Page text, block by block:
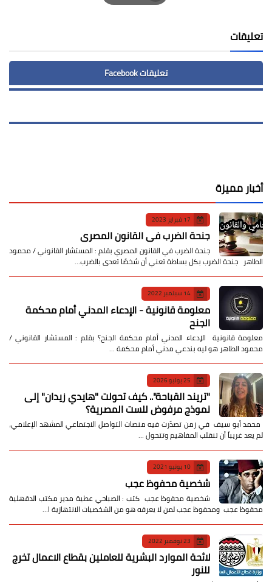
Print
تعليقات
تعليقات Facebook
أخبار مميزة
17 فبراير 2023
جنحة الضرب في القانون المصري
جنحة الضرب في القانون المصري بقلم : المستشار القانوني / محمود
الطاهر جنحة الضرب بكل بساطة تعني أن شخصًا تعدى بالضرب…
14 سبتمبر 2022
معلومة قانونية - الإدعاء المدني أمام محكمة
الجنح
معلومة قانونية الإدعاء المدني أمام محكمة الجنح؟ بقلم : المستشار القانوني /
محمود الطاهر هو ليه بندعي مدني أمام محكمة …
25 يوليو 2026
​"تريند القباحة".. كيف تحولت "هايدي زيدان" إلى
نموذج مرفوض للست المصرية؟
​ محمد أبو سيف ​في زمن تصدّرت فيه منصات التواصل الاجتماعي المشهد الإعلامي،
لم يعد غريباً أن تنقلب المفاهيم وتتحول …
10 يونيو 2021
شخصية محفوظ عجب
شخصية محفوظ عجب كتب : الصباحي عطية مدير مكتب الدقهلية
محفوظ عجب ومحفوظ عجب لمن لا يعرفه هو من الشخصيات الانتهازية ا…
23 نوفمبر 2022
لائحة الموارد البشرية للعاملين بقطاع الاعمال تخرج
للنور